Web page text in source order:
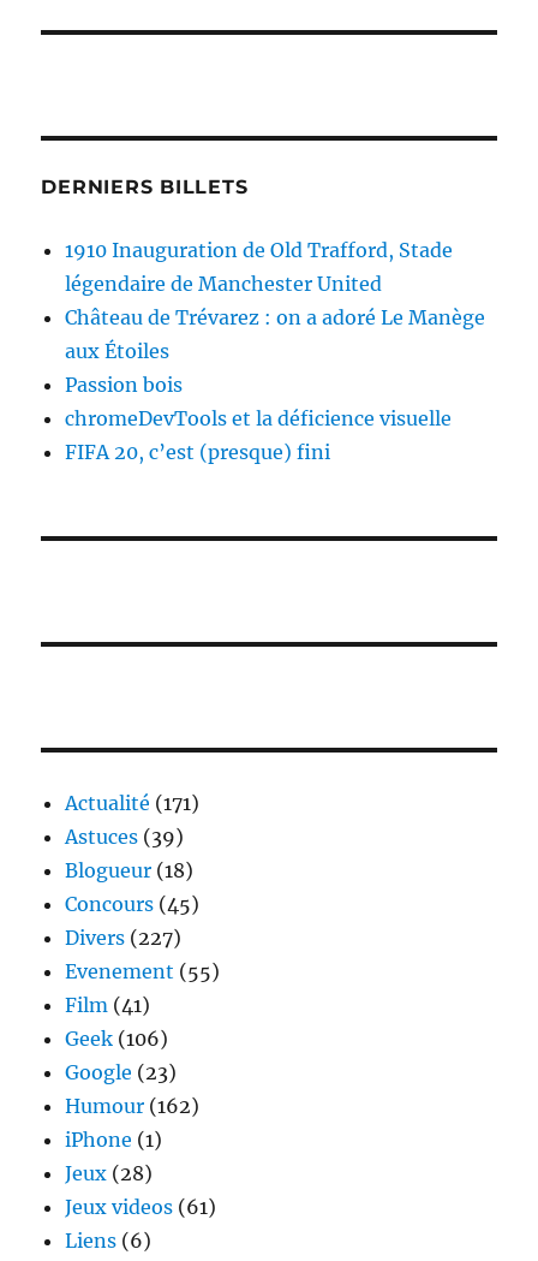
DERNIERS BILLETS
1910 Inauguration de Old Trafford, Stade
légendaire de Manchester United
Château de Trévarez : on a adoré Le Manège
aux Étoiles
Passion bois
chromeDevTools et la déficience visuelle
FIFA 20, c’est (presque) fini
Actualité (171)
Astuces (39)
Blogueur (18)
Concours (45)
Divers (227)
Evenement (55)
Film (41)
Geek (106)
Google (23)
Humour (162)
iPhone (1)
Jeux (28)
Jeux videos (61)
Liens (6)